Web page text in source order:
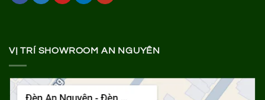
VỊ TRÍ SHOWROOM AN NGUYÊN